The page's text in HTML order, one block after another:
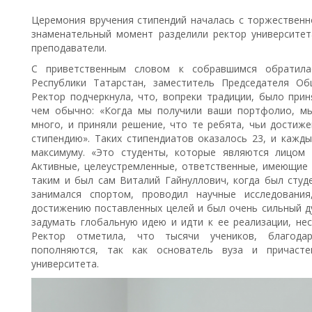
Церемония вручения стипендий началась с
знаменательный момент разделили ректор
преподаватели.
С приветственным словом к собравшимся
Республики Татарстан, заместитель Председателя
Ректор подчеркнула, что, вопреки традиции, было
чем обычно: «Когда мы получили ваши портфолио,
много, и приняли решение, что те ребята, чьи
стипендию». Таких стипендиатов оказалось 23, и
максимуму. «Это студенты, которые являются лицом
Активные, целеустремленные, ответственные,
таким и был сам Виталий Гайнуллович, когда был
занимался спортом, проводил научные
достижению поставленных целей и был очень сильный
задумать глобальную идею и идти к ее реализации,
Ректор отметила, что тысячи учеников,
пополняются, так как основатель вуза и
университета.